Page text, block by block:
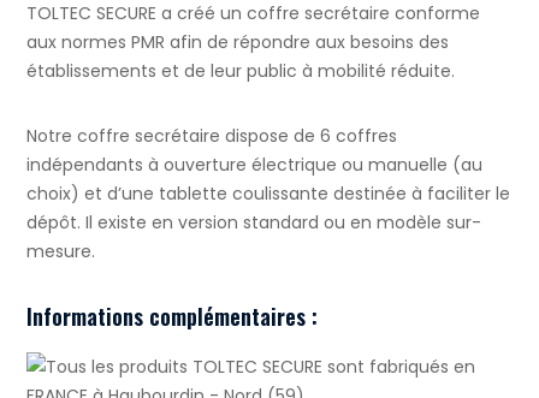
TOLTEC SECURE a créé un coffre secrétaire conforme
aux normes PMR afin de répondre aux besoins des
établissements et de leur public à mobilité réduite.
Notre coffre secrétaire dispose de 6 coffres
indépendants à ouverture électrique ou manuelle (au
choix) et d’une tablette coulissante destinée à faciliter le
dépôt. Il existe en version standard ou en modèle sur-
mesure.
Informations complémentaires :